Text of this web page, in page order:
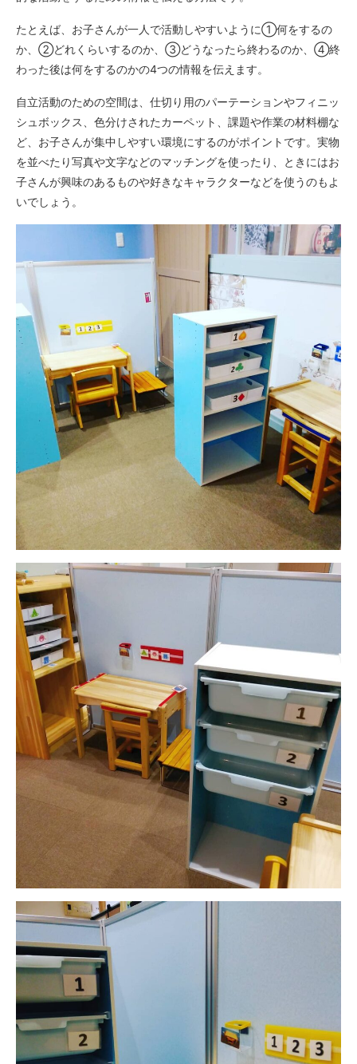
たとえば、お子さんが一人で活動しやすいように①何をするの
か、②どれくらいするのか、③どうなったら終わるのか、④終
わった後は何をするのかの4つの情報を伝えます。
自立活動のための空間は、仕切り用のパーテーションやフィニッ
シュボックス、色分けされたカーペット、課題や作業の材料棚な
ど、お子さんが集中しやすい環境にするのがポイントです。実物
を並べたり写真や文字などのマッチングを使ったり、ときにはお
子さんが興味のあるものや好きなキャラクターなどを使うのもよ
いでしょう。